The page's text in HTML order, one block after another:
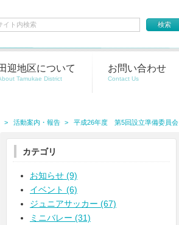
迎地区について お問い合わせ
活動案内・報告 平成26年度 第5回設立準備委員会
カテゴリ
お知らせ (9)
イベント (6)
ジュニアサッカー (67)
ミニバレー (31)